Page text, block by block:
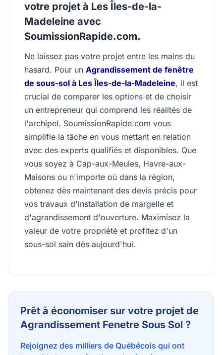
votre projet à Les Îles-de-la-
Madeleine avec
SoumissionRapide.com.
Ne laissez pas votre projet entre les mains du
hasard. Pour un Agrandissement de fenêtre
de sous-sol à Les Îles-de-la-Madeleine, il est
crucial de comparer les options et de choisir
un entrepreneur qui comprend les réalités de
l'archipel. SoumissionRapide.com vous
simplifie la tâche en vous mettant en relation
avec des experts qualifiés et disponibles. Que
vous soyez à Cap-aux-Meules, Havre-aux-
Maisons ou n'importe où dans la région,
obtenez dès maintenant des devis précis pour
vos travaux d'installation de margelle et
d'agrandissement d'ouverture. Maximisez la
valeur de votre propriété et profitez d'un
sous-sol sain dès aujourd'hui.
Prêt à économiser sur votre projet de
Agrandissement Fenetre Sous Sol ?
Rejoignez des milliers de Québécois qui ont